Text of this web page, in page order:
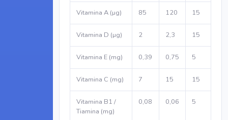
Vitamina A (µg) 85 120 15
Vitamina D (µg) 2 2,3 15
Vitamina E (mg) 0,39 0,75 5
Vitamina C (mg) 7 15 15
Vitamina B1 /
Tiamina (mg)
0,08 0,06 5